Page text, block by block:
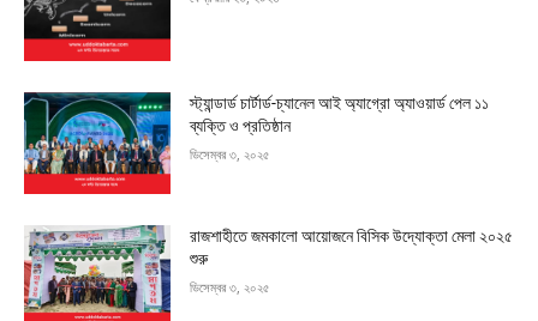
স্ট্যান্ডার্ড চার্টার্ড-চ্যানেল আই অ্যাগ্রো অ্যাওয়ার্ড পেল ১১
ব্যক্তি ও প্রতিষ্ঠান
ডিসেম্বর ৩, ২০২৫
রাজশাহীতে জমকালো আয়োজনে বিসিক উদ্যোক্তা মেলা ২০২৫
শুরু
ডিসেম্বর ৩, ২০২৫